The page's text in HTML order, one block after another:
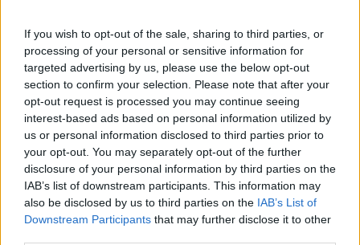
If you wish to opt-out of the sale, sharing to third parties, or
processing of your personal or sensitive information for
targeted advertising by us, please use the below opt-out
section to confirm your selection. Please note that after your
opt-out request is processed you may continue seeing
interest-based ads based on personal information utilized by
us or personal information disclosed to third parties prior to
your opt-out. You may separately opt-out of the further
disclosure of your personal information by third parties on the
IAB’s list of downstream participants. This information may
also be disclosed by us to third parties on the IAB’s List of
Downstream Participants that may further disclose it to other
ΣΧΕΤΙΚΑ ΑΡΘΡΑ